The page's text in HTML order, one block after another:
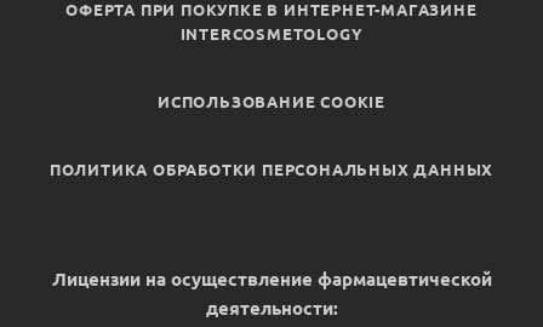
ОФЕРТА ПРИ ПОКУПКЕ В ИНТЕРНЕТ-МАГАЗИНЕ
INTERCOSMETOLOGY
ИСПОЛЬЗОВАНИЕ COOKIE
ПОЛИТИКА ОБРАБОТКИ ПЕРСОНАЛЬНЫХ ДАННЫХ
Лицензии на осуществление фармацевтической
деятельности: